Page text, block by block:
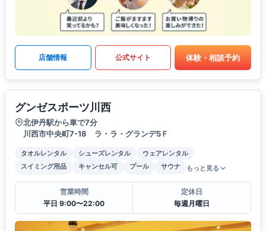
店舗情報 公式サイト 体験・相談予約
グンゼスポーツ川西
北伊丹駅から車で7分
川西市中央町7-18 ラ・ラ・グランデ5Ｆ
タオルレンタル シューズレンタル
ウェアレンタル
スイミング用品
キャンセル可 プール サウナ もっと見る
営業時間
平日 9:00〜22:00
定休日
毎週月曜日